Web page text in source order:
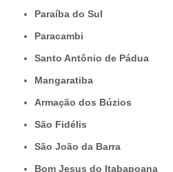
Paraíba do Sul
Paracambi
Santo Antônio de Pádua
Mangaratiba
Armação dos Búzios
São Fidélis
São João da Barra
Bom Jesus do Itabapoana